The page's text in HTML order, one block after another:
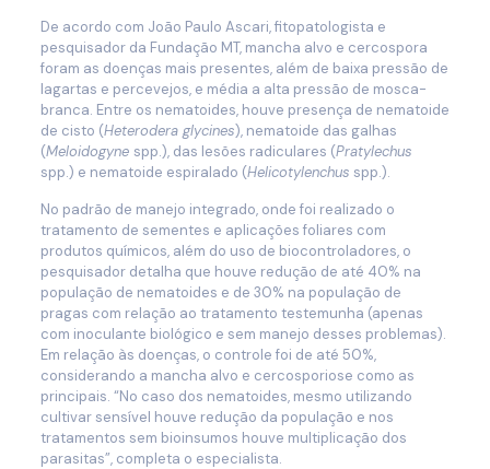
De acordo com João Paulo Ascari, fitopatologista e
pesquisador da Fundação MT, mancha alvo e cercospora
foram as doenças mais presentes, além de baixa pressão de
lagartas e percevejos, e média a alta pressão de mosca-
branca. Entre os nematoides, houve presença de nematoide
de cisto (Heterodera glycines), nematoide das galhas
(Meloidogyne spp.), das lesões radiculares (Pratylechus
spp.) e nematoide espiralado (Helicotylenchus spp.).
No padrão de manejo integrado, onde foi realizado o
tratamento de sementes e aplicações foliares com
produtos químicos, além do uso de biocontroladores, o
pesquisador detalha que houve redução de até 40% na
população de nematoides e de 30% na população de
pragas com relação ao tratamento testemunha (apenas
com inoculante biológico e sem manejo desses problemas).
Em relação às doenças, o controle foi de até 50%,
considerando a mancha alvo e cercosporiose como as
principais. “No caso dos nematoides, mesmo utilizando
cultivar sensível houve redução da população e nos
tratamentos sem bioinsumos houve multiplicação dos
parasitas”, completa o especialista.